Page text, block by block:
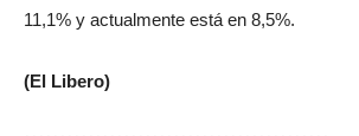
11,1% y actualmente está en 8,5%.
(El Libero)